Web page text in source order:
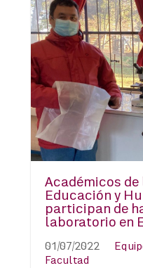
Académicos
Educación y
participan de
laboratorio en
01/07/2022
Facultad